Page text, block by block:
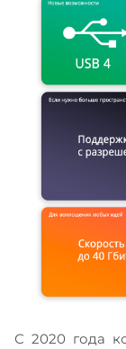
С 2020 года